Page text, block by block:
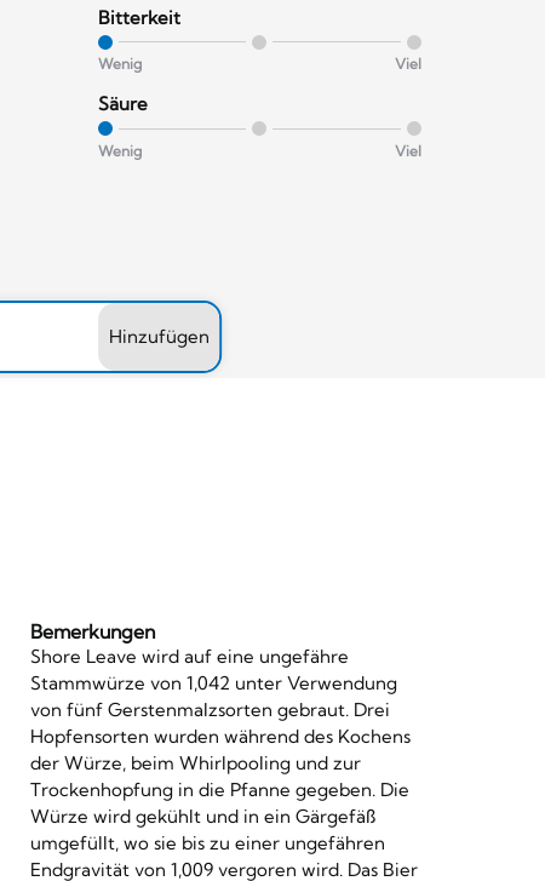
Bitterkeit
Wenig Viel
Säure
Wenig Viel
Hinzufügen
Bemerkungen
Shore Leave wird auf eine ungefähre
Stammwürze von 1,042 unter Verwendung
von fünf Gerstenmalzsorten gebraut. Drei
Hopfensorten wurden während des Kochens
der Würze, beim Whirlpooling und zur
Trockenhopfung in die Pfanne gegeben. Die
Würze wird gekühlt und in ein Gärgefäß
umgefüllt, wo sie bis zu einer ungefähren
Endgravität von 1,009 vergoren wird. Das Bier